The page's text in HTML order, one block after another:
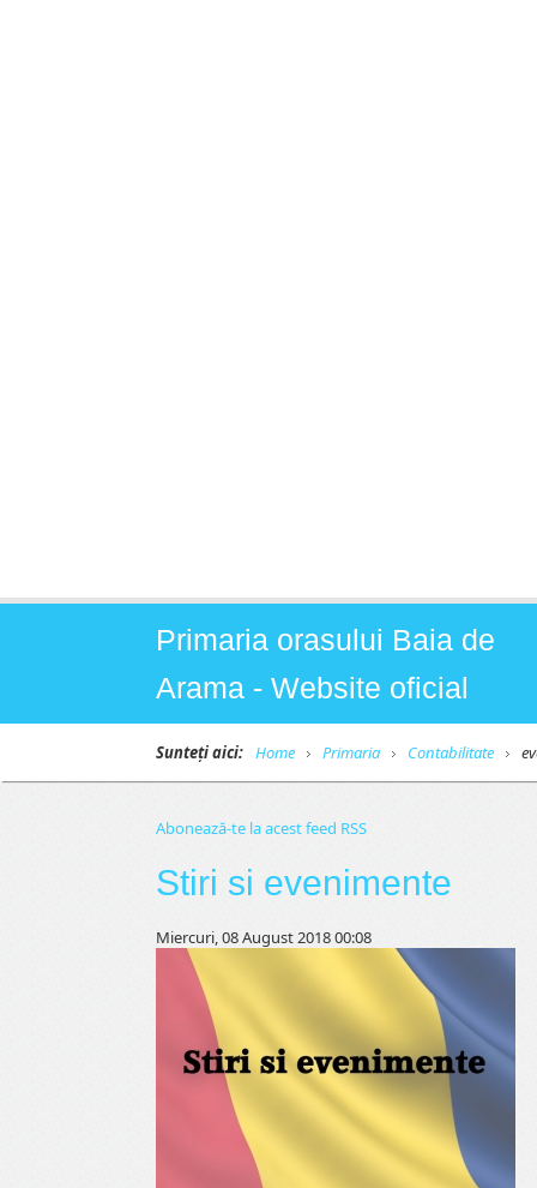
Primaria orasului Baia de
Arama - Website oficial
Sunteți aici: Home Primaria Contabilitate
Abonează-te la acest feed RSS
Stiri si evenimente
Miercuri, 08 August 2018 00:08